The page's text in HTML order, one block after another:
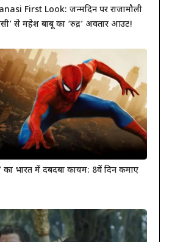
First Look: जन्मदिन पर राजामौली
से महेश बाबू का ‘रुद्र’ अवतार आउट!
का भारत में दबदबा कायम: 8वें दिन कमाए